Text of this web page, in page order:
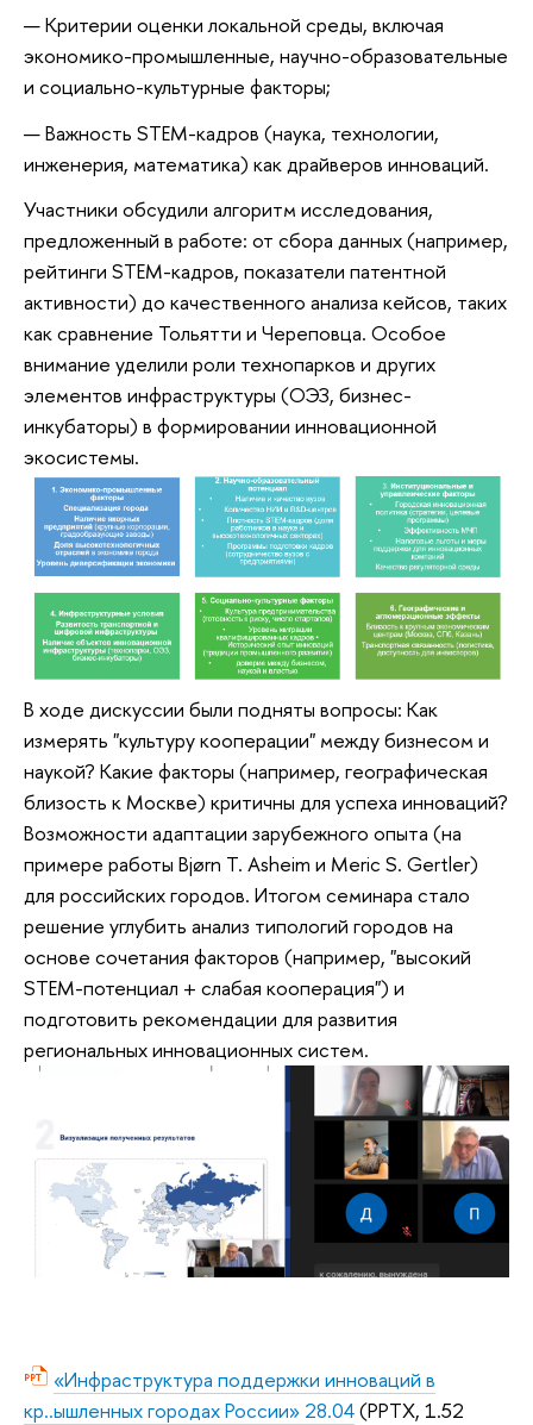
Критерии оценки локальной среды, включая
экономико-промышленные, научно-образовательные
и социально-культурные факторы;
Важность STEM-кадров (наука, технологии,
инженерия, математика) как драйверов инноваций.
Участники обсудили алгоритм исследования,
предложенный в работе: от сбора данных (например,
рейтинги STEM-кадров, показатели патентной
активности) до качественного анализа кейсов, таких
как сравнение Тольятти и Череповца. Особое
внимание уделили роли технопарков и других
элементов инфраструктуры (ОЭЗ, бизнес-
инкубаторы) в формировании инновационной
экосистемы.
В ходе дискуссии были подняты вопросы: Как
измерять "культуру кооперации" между бизнесом и
наукой? Какие факторы (например, географическая
близость к Москве) критичны для успеха инноваций?
Возможности адаптации зарубежного опыта (на
примере работы Bjørn T. Asheim и Meric S. Gertler)
для российских городов. Итогом семинара стало
решение углубить анализ типологий городов на
основе сочетания факторов (например, "высокий
STEM-потенциал + слабая кооперация") и
подготовить рекомендации для развития
региональных инновационных систем.
«Инфраструктура поддержки инноваций в
кр..ышленных городах России» 28.04(PPTX, 1.52